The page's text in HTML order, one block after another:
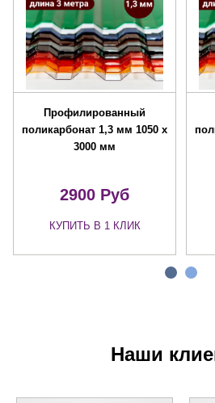
Профилированный
поликарбонат 1,3 мм 1050 х
3000 мм
2900 Руб
КУПИТЬ В 1 КЛИК
Наши